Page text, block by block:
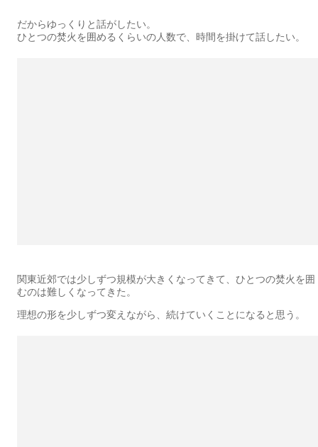
だからゆっくりと話がしたい。
ひとつの焚火を囲めるくらいの人数で、時間を掛けて話したい。
関東近郊では少しずつ規模が大きくなってきて、ひとつの焚火を囲
むのは難しくなってきた。
理想の形を少しずつ変えながら、続けていくことになると思う。